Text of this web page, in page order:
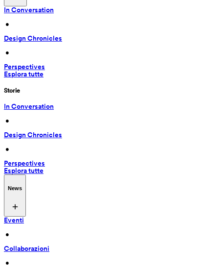
In Conversation
•
Design Chronicles
•
Perspectives
Esplora tutte
Storie
In Conversation
•
Design Chronicles
•
Perspectives
Esplora tutte
News
Eventi
•
Collaborazioni
•